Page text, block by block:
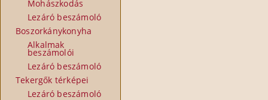
Mohászkodás
Lezáró beszámoló
Boszorkánykonyha
Alkalmak
beszámolói
Lezáró beszámoló
Tekergők térképei
Lezáró beszámoló